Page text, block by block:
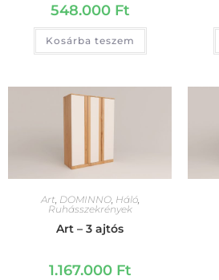
548.000 Ft
Kosárba teszem
Art DOMINNO, Háló,
Ruhásszekrények
Art – 3 ajtós
1.167.000 Ft